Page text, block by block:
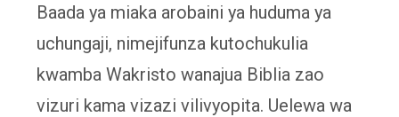
Baada ya miaka arobaini ya huduma ya
uchungaji, nimejifunza kutochukulia
kwamba Wakristo wanajua Biblia zao
vizuri kama vizazi vilivyopita. Uelewa wa